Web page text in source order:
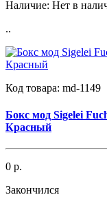
Наличие: Нет в
..
Код товара: md-1149
Бокс мод Sigelei
Красный
0 р.
Закончился